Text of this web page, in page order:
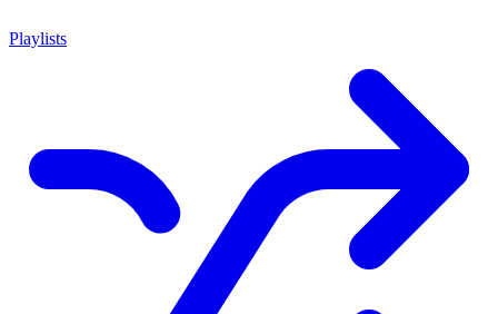
Playlists